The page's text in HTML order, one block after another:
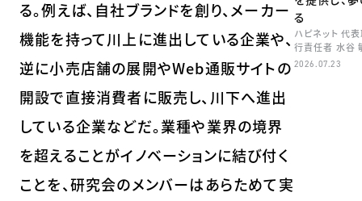
る。例えば、自社ブランドを創り、メーカー
機能を持って川上に進出している企業や、
逆に小売店舗の展開やWeb通販サイトの
開設で直接消費者に販売し、川下へ進出
している企業などだ。業種や業界の境界
を超えることがイノベーションに結び付く
ことを、研究会のメンバーはあらためて実
る
ハピネット 代
行責任者 水谷
2026.07.23